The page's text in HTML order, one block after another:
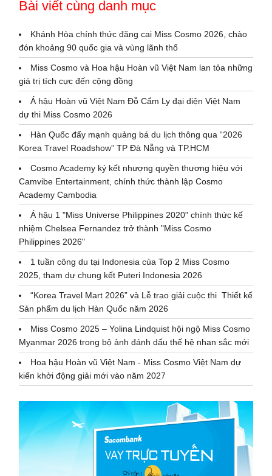
Bài viết cùng danh mục
Khánh Hòa chính thức đăng cai Miss Cosmo 2026, chào
đón khoảng 90 quốc gia và vùng lãnh thổ
Miss Cosmo và Hoa hậu Hoàn vũ Việt Nam lan tỏa những
giá trị tích cực đến cộng đồng
Á hậu Hoàn vũ Việt Nam Đỗ Cẩm Ly đại diện Việt Nam
dự thi Miss Cosmo 2026
Hàn Quốc đẩy mạnh quảng bá du lịch thông qua “2026
Korea Travel Roadshow” TP Đà Nẵng và TP.HCM
Cosmo Academy ký kết nhượng quyền thương hiệu với
Camvibe Entertainment, chính thức thành lập Cosmo
Academy Cambodia
Á hậu 1 "Miss Universe Philippines 2020" chính thức kế
nhiệm Chelsea Fernandez trở thành "Miss Cosmo
Philippines 2026"
1 tuần công du tại Indonesia của Top 2 Miss Cosmo
2025, tham dự chung kết Puteri Indonesia 2026
“Korea Travel Mart 2026” và Lễ trao giải cuộc thi Thiết kế
Sản phẩm du lịch Hàn Quốc năm 2026
Miss Cosmo 2025 – Yolina Lindquist hội ngộ Miss Cosmo
Myanmar 2026 trong bộ ảnh đánh dấu thế hệ nhan sắc mới
Hoa hậu Hoàn vũ Việt Nam - Miss Cosmo Việt Nam dự
kiến khởi động giải mới vào năm 2027